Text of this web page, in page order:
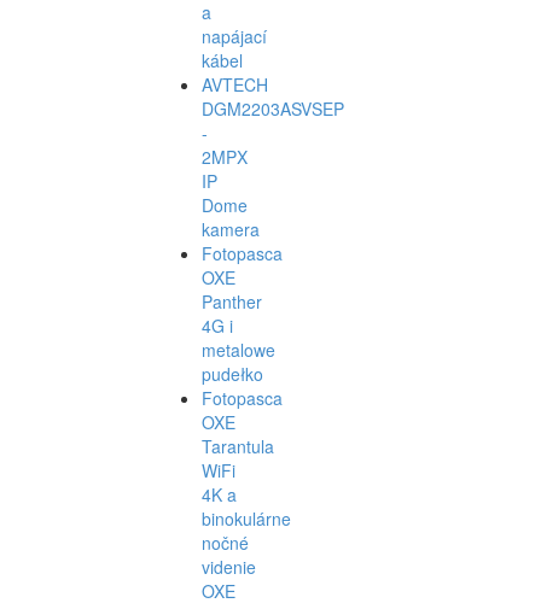
a
napájací
kábel
AVTECH
DGM2203ASVSEP
-
2MPX
IP
Dome
kamera
Fotopasca
OXE
Panther
4G i
metalowe
pudełko
Fotopasca
OXE
Tarantula
WiFi
4K a
binokulárne
nočné
videnie
OXE